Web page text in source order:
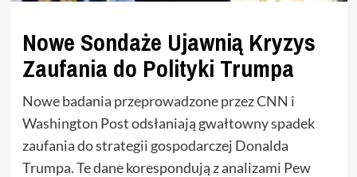
Nowe Sondaże Ujawnią Kryzys
Zaufania do Polityki Trumpa
Nowe badania przeprowadzone przez CNN i
Washington Post odsłaniają gwałtowny spadek
zaufania do strategii gospodarczej Donalda
Trumpa. Te dane korespondują z analizami Pew